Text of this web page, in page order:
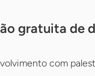
gratuita de
com